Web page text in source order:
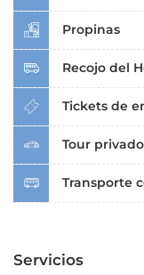
Propinas
Recojo del
Tickets de
Tour privado
Transporte
Servicios